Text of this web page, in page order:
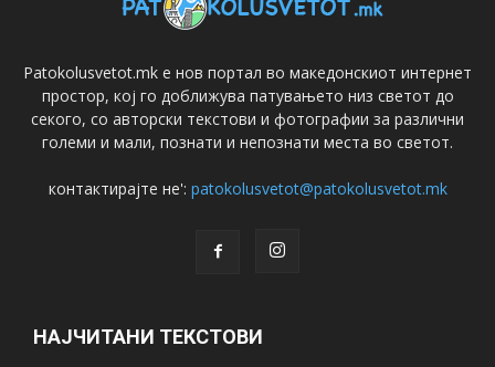
Patokolusvetot.mk е нов портал во македонскиот интернет
простор, кој го доближува патувањето низ светот до
секого, со авторски текстови и фотографии за различни
големи и мали, познати и непознати места во светот.
контактирајте не': patokolusvetot@patokolusvetot.mk
НАЈЧИТАНИ ТЕКСТОВИ